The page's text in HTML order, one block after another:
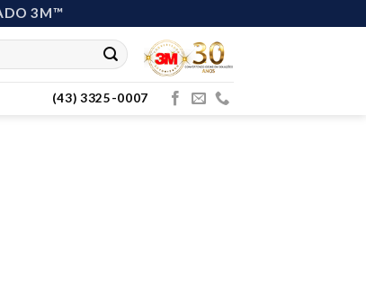
3M™
(43) 3325-0007